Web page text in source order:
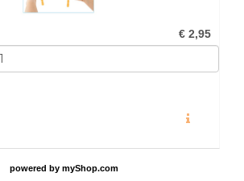
€ 2,95
powered by myShop.com